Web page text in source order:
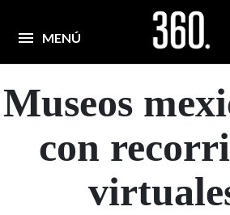
MENÚ
Museos
con